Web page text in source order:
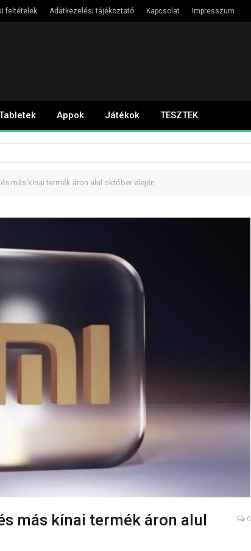
feltételek Adatkezelési tájékoztató Kapcsolat Impresszum
Appok Játékok TESZTEK
más kínai termék áron alul október elején
más kínai termék áron alul
0